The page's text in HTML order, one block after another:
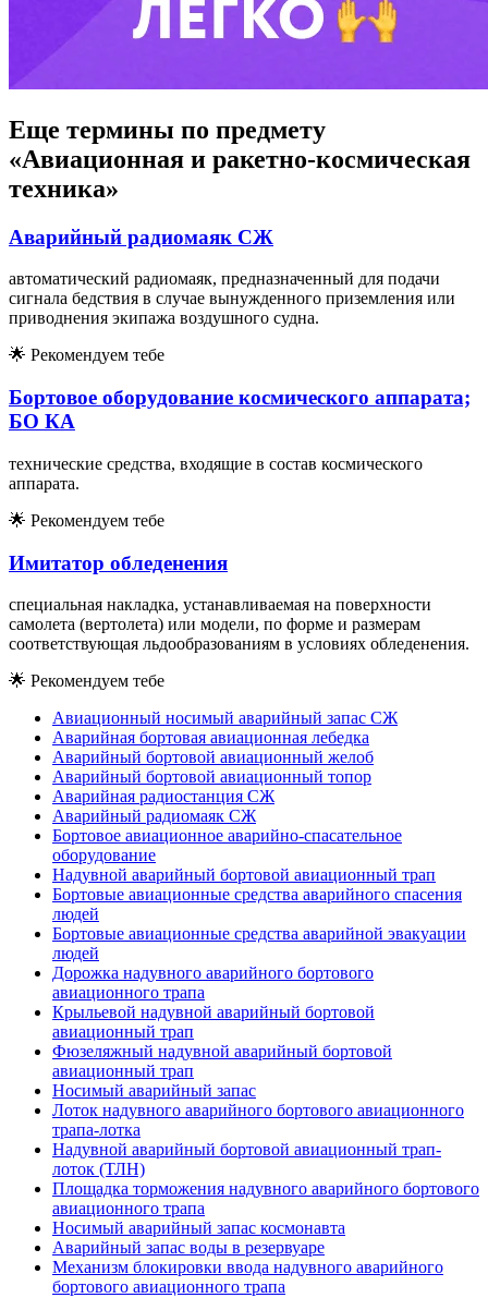
Еще термины по предмету
«Авиационная и ракетно-космическая
техника»
Аварийный радиомаяк СЖ
автоматический радиомаяк, предназначенный для подачи
сигнала бедствия в случае вынужденного приземления или
приводнения экипажа воздушного судна.
🌟 Рекомендуем тебе
Бортовое оборудование космического аппарата;
БО КА
технические средства, входящие в состав космического
аппарата.
🌟 Рекомендуем тебе
Имитатор обледенения
специальная накладка, устанавливаемая на поверхности
самолета (вертолета) или модели, по форме и размерам
соответствующая льдообразованиям в условиях обледенения.
🌟 Рекомендуем тебе
Авиационный носимый аварийный запас СЖ
Аварийная бортовая авиационная лебедка
Аварийный бортовой авиационный желоб
Аварийный бортовой авиационный топор
Аварийная радиостанция СЖ
Аварийный радиомаяк СЖ
Бортовое авиационное аварийно-спасательное
оборудование
Надувной аварийный бортовой авиационный трап
Бортовые авиационные средства аварийного спасения
людей
Бортовые авиационные средства аварийной эвакуации
людей
Дорожка надувного аварийного бортового
авиационного трапа
Крыльевой надувной аварийный бортовой
авиационный трап
Фюзеляжный надувной аварийный бортовой
авиационный трап
Носимый аварийный запас
Лоток надувного аварийного бортового авиационного
трапа-лотка
Надувной аварийный бортовой авиационный трап-
лоток (ТЛН)
Площадка торможения надувного аварийного бортового
авиационного трапа
Носимый аварийный запас космонавта
Аварийный запас воды в резервуаре
Механизм блокировки ввода надувного аварийного
бортового авиационного трапа